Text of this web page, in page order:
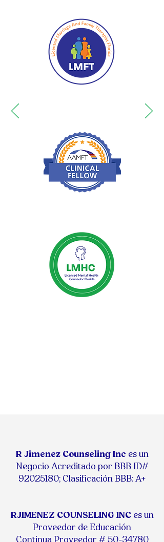
R Jimenez Counseling Inc es un
Negocio Acreditado por BBB ID#
92025180; Clasificación BBB: A+
RJIMENEZ COUNSELING INC es un
Proveedor de Educación
Continua Proveedor # 50-34780